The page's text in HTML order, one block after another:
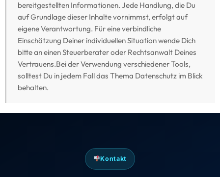
bereitgestellten Informationen. Jede Handlung, die Du
auf Grundlage dieser Inhalte vornimmst, erfolgt auf
eigene Verantwortung. Für eine verbindliche
Einschätzung Deiner individuellen Situation wende Dich
bitte an einen Steuerberater oder Rechtsanwalt Deines
Vertrauens.Bei der Verwendung verschiedener Tools,
solltest Du in jedem Fall das Thema Datenschutz im Blick
behalten.
Kontakt